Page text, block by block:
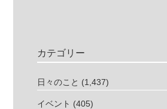
カテゴリー
日々のこと (1,437)
イベント (405)